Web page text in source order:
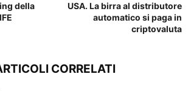
della
USA. La birra al distributore
automatico si paga in
criptovaluta
CORRELATI